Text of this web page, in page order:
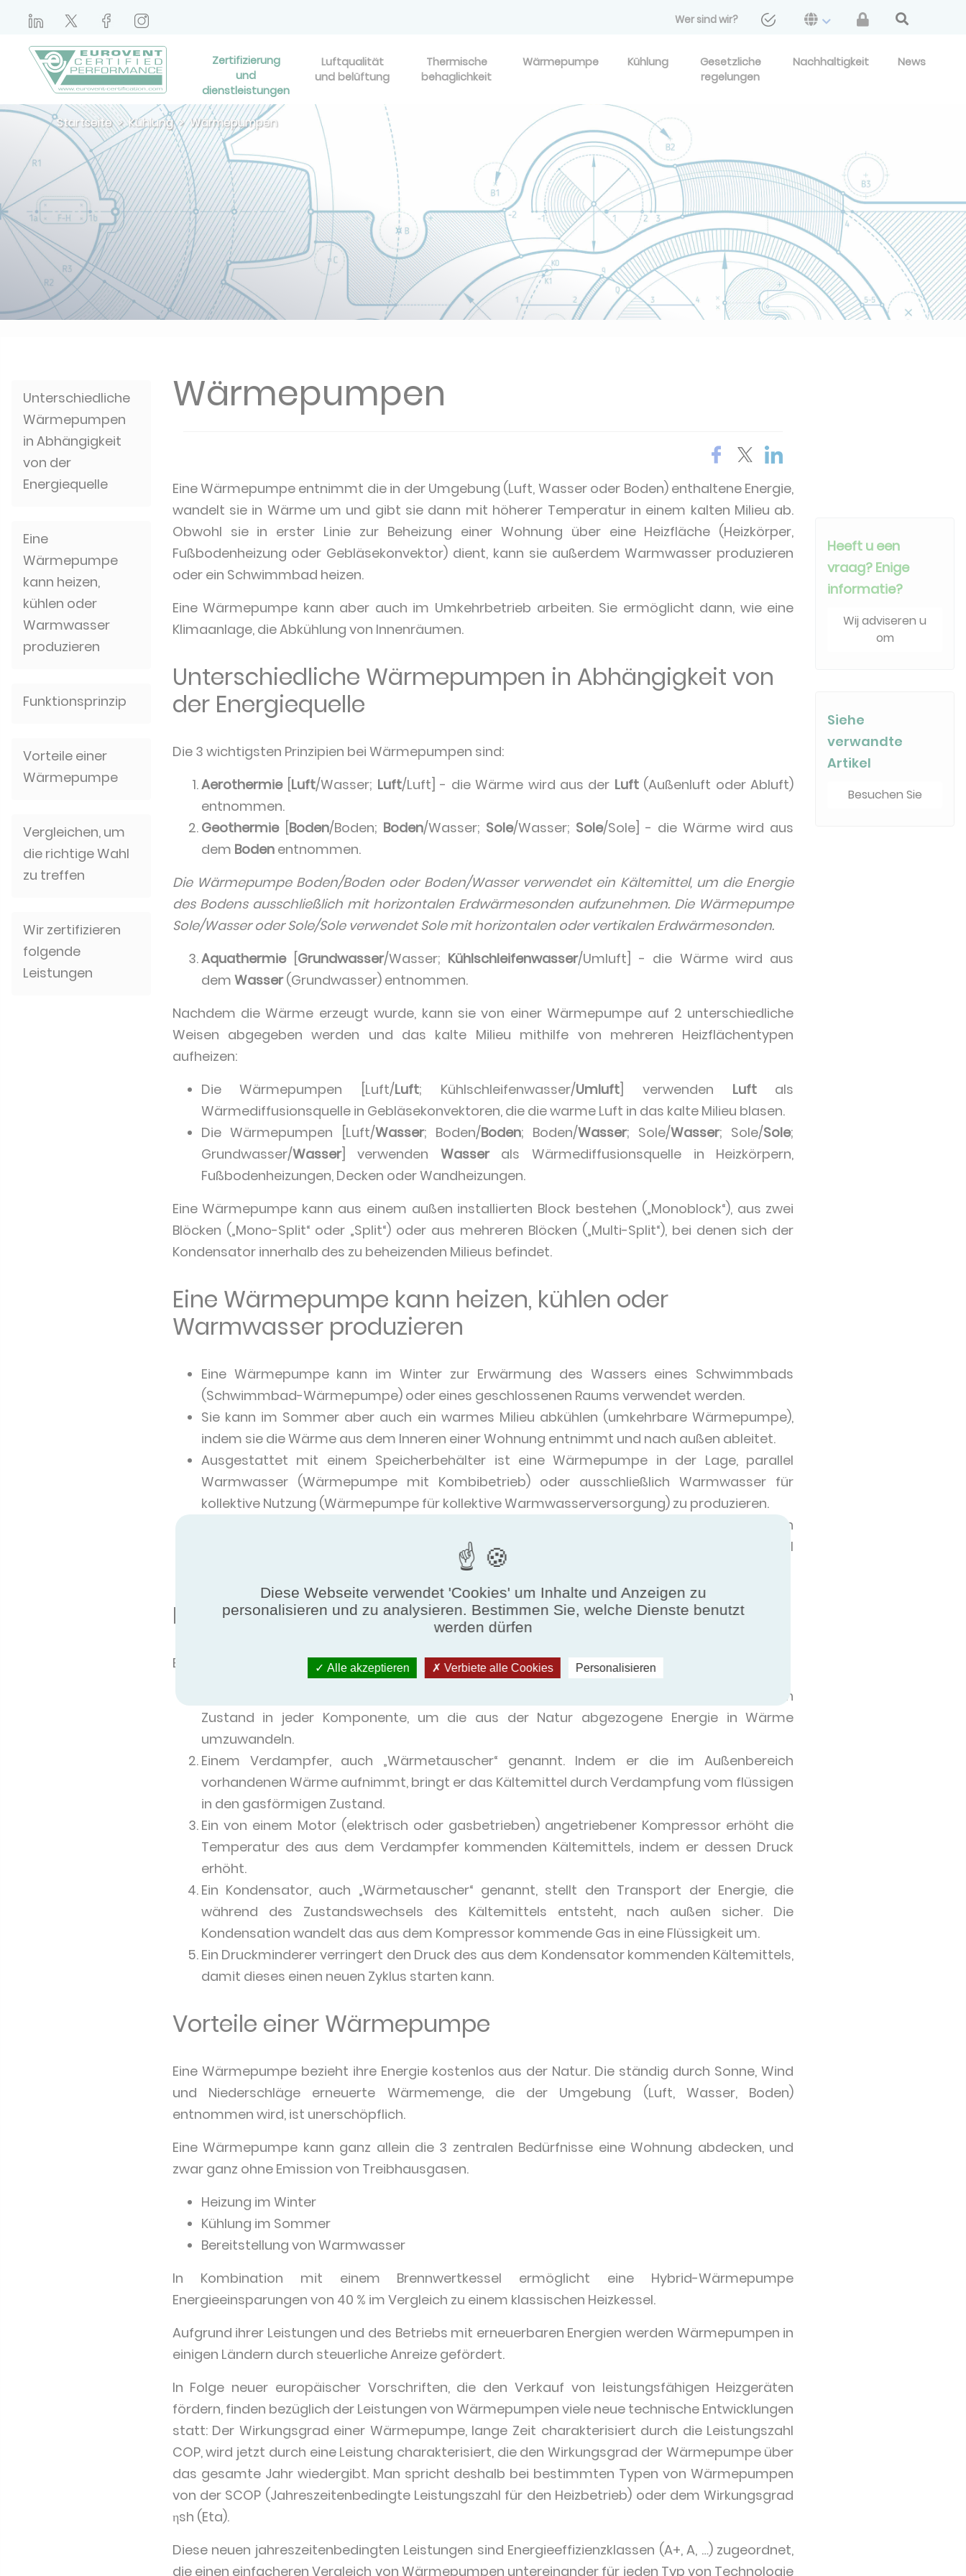
Wer sind wir?
Zertifizierung
und
dienstleistungen
Luftqualität
und belüftung
Thermische
behaglichkeit
Wärmepumpe Kühlung
Gesetzliche
regelungen
Nachhaltigkeit News
Startseite Kühlung Wärmepumpen
Unterschiedliche
Wärmepumpen
in Abhängigkeit
von der
Energiequelle
Eine
Wärmepumpe
kann heizen,
kühlen oder
Warmwasser
produzieren
Funktionsprinzip
Vorteile einer
Wärmepumpe
Vergleichen, um
die richtige Wahl
zu treffen
Wir zertifizieren
folgende
Leistungen
Wärmepumpen
Eine Wärmepumpe entnimmt die in der Umgebung (Luft, Wasser oder Boden) enthaltene Energie,
wandelt sie in Wärme um und gibt sie dann mit höherer Temperatur in einem kalten Milieu ab.
Obwohl sie in erster Linie zur Beheizung einer Wohnung über eine Heizfläche (Heizkörper,
Fußbodenheizung oder Gebläsekonvektor) dient, kann sie außerdem Warmwasser produzieren
oder ein Schwimmbad heizen.
Eine Wärmepumpe kann aber auch im Umkehrbetrieb arbeiten. Sie ermöglicht dann, wie eine
Klimaanlage, die Abkühlung von Innenräumen.
Unterschiedliche Wärmepumpen in Abhängigkeit von
der Energiequelle
Die 3 wichtigsten Prinzipien bei Wärmepumpen sind:
Aerothermie[Luft/Wasser; Luft/Luft] - die Wärme wird aus der Luft(Außenluft oder Abluft)
entnommen.
Geothermie[Boden/Boden; Boden/Wasser; Sole/Wasser; Sole/Sole] - die Wärme wird aus
dem Bodenentnommen.
Die Wärmepumpe Boden/Boden oder Boden/Wasser verwendet ein Kältemittel, um die Energie
des Bodens ausschließlich mit horizontalen Erdwärmesonden aufzunehmen. Die Wärmepumpe
Sole/Wasser oder Sole/Sole verwendet Sole mit horizontalen oder vertikalen Erdwärmesonden.
Aquathermie[Grundwasser/Wasser; Kühlschleifenwasser/Umluft] - die Wärme wird aus
dem Wasser(Grundwasser) entnommen.
Nachdem die Wärme erzeugt wurde, kann sie von einer Wärmepumpe auf 2 unterschiedliche
Weisen abgegeben werden und das kalte Milieu mithilfe von mehreren Heizflächentypen
aufheizen:
Die Wärmepumpen [Luft/Luft; Kühlschleifenwasser/Umluft] verwenden Luftals
Wärmediffusionsquelle in Gebläsekonvektoren, die die warme Luft in das kalte Milieu blasen.
Die Wärmepumpen [Luft/Wasser; Boden/Boden; Boden/Wasser; Sole/Wasser; Sole/Sole;
Grundwasser/Wasser] verwenden Wasserals Wärmediffusionsquelle in Heizkörpern,
Fußbodenheizungen, Decken oder Wandheizungen.
Eine Wärmepumpe kann aus einem außen installierten Block bestehen („Monoblock“), aus zwei
Blöcken („Mono-Split“ oder „Split“) oder aus mehreren Blöcken („Multi-Split“), bei denen sich der
Kondensator innerhalb des zu beheizenden Milieus befindet.
Eine Wärmepumpe kann heizen, kühlen oder
Warmwasser produzieren
Eine Wärmepumpe kann im Winter zur Erwärmung des Wassers eines Schwimmbads
(Schwimmbad-Wärmepumpe) oder eines geschlossenen Raums verwendet werden.
Sie kann im Sommer aber auch ein warmes Milieu abkühlen (umkehrbare Wärmepumpe),
indem sie die Wärme aus dem Inneren einer Wohnung entnimmt und nach außen ableitet.
Ausgestattet mit einem Speicherbehälter ist eine Wärmepumpe in der Lage, parallel
Warmwasser (Wärmepumpe mit Kombibetrieb) oder ausschließlich Warmwasser für
kollektive Nutzung (Wärmepumpe für kollektive Warmwasserversorgung) zu produzieren.
In Kombination mit einem Heizkessel kann eine Wärmepumpe im Hybridbetrieb arbeiten. In
diesem Fall deckt die Wärmepumpe überwiegend den Heizungsbedarf und der Heizkessel
übernimmt die Produktion des Warmwassers.
Funktionsprinzip
Eine klassische Wärmepumpe besteht aus 5 Elementen:
Einem Kältemittel, das im Inneren der Wärmepumpe zirkuliert. Dieses Mittel ändert seinen
Zustand in jeder Komponente, um die aus der Natur abgezogene Energie in Wärme
umzuwandeln.
Einem Verdampfer, auch „Wärmetauscher“ genannt. Indem er die im Außenbereich
vorhandenen Wärme aufnimmt, bringt er das Kältemittel durch Verdampfung vom flüssigen
in den gasförmigen Zustand.
Ein von einem Motor (elektrisch oder gasbetrieben) angetriebener Kompressor erhöht die
Temperatur des aus dem Verdampfer kommenden Kältemittels, indem er dessen Druck
erhöht.
Ein Kondensator, auch „Wärmetauscher“ genannt, stellt den Transport der Energie, die
während des Zustandswechsels des Kältemittels entsteht, nach außen sicher. Die
Kondensation wandelt das aus dem Kompressor kommende Gas in eine Flüssigkeit um.
Ein Druckminderer verringert den Druck des aus dem Kondensator kommenden Kältemittels,
damit dieses einen neuen Zyklus starten kann.
Vorteile einer Wärmepumpe
Eine Wärmepumpe bezieht ihre Energie kostenlos aus der Natur. Die ständig durch Sonne, Wind
und Niederschläge erneuerte Wärmemenge, die der Umgebung (Luft, Wasser, Boden)
entnommen wird, ist unerschöpflich.
Eine Wärmepumpe kann ganz allein die 3 zentralen Bedürfnisse eine Wohnung abdecken, und
zwar ganz ohne Emission von Treibhausgasen.
Heizung im Winter
Kühlung im Sommer
Bereitstellung von Warmwasser
In Kombination mit einem Brennwertkessel ermöglicht eine Hybrid-Wärmepumpe
Energieeinsparungen von 40 % im Vergleich zu einem klassischen Heizkessel.
Aufgrund ihrer Leistungen und des Betriebs mit erneuerbaren Energien werden Wärmepumpen in
einigen Ländern durch steuerliche Anreize gefördert.
In Folge neuer europäischer Vorschriften, die den Verkauf von leistungsfähigen Heizgeräten
fördern, finden bezüglich der Leistungen von Wärmepumpen viele neue technische Entwicklungen
statt: Der Wirkungsgrad einer Wärmepumpe, lange Zeit charakterisiert durch die Leistungszahl
COP, wird jetzt durch eine Leistung charakterisiert, die den Wirkungsgrad der Wärmepumpe über
das gesamte Jahr wiedergibt. Man spricht deshalb bei bestimmten Typen von Wärmepumpen
von der SCOP (Jahreszeitenbedingte Leistungszahl für den Heizbetrieb) oder dem Wirkungsgrad
ηsh (Eta).
Diese neuen jahreszeitenbedingten Leistungen sind Energieeffizienzklassen (A+, A, …) zugeordnet,
die einen einfacheren Vergleich von Wärmepumpen untereinander für jeden Typ von Technologie
Heeft u een
vraag? Enige
informatie?
Wij adviseren u
om
Siehe
verwandte
Artikel
Besuchen Sie
Diese Webseite verwendet 'Cookies' um Inhalte und Anzeigen zu
personalisieren und zu analysieren. Bestimmen Sie, welche Dienste benutzt
werden dürfen
Alle akzeptieren Verbiete alle Cookies Personalisieren